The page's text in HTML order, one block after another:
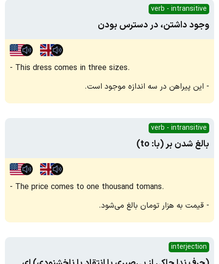
verb - intransitive
وجود داشتن، در دسترس بودن
This dress comes in three sizes.
این پیراهن در سه اندازه موجود است.
verb - intransitive
بالغ شدن بر (با: to)
The price comes to one thousand tomans.
قیمت به هزار تومان بالغ می‌شود.
interjection